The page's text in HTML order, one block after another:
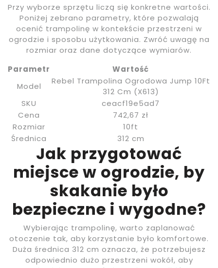
Przy wyborze sprzętu liczą się konkretne wartości.
Poniżej zebrano parametry, które pozwalają
ocenić trampolinę w kontekście przestrzeni w
ogrodzie i sposobu użytkowania. Zwróć uwagę na
rozmiar oraz dane dotyczące wymiarów.
Parametr
Wartość
Model
Rebel Trampolina Ogrodowa Jump 10Ft
312 Cm (X613)
SKU
ceacf19e5ad7
Cena
742,67 zł
Rozmiar
10ft
Średnica
312 cm
Jak przygotować
miejsce w ogrodzie, by
skakanie było
bezpieczne i wygodne?
Wybierając trampolinę, warto zaplanować
otoczenie tak, aby korzystanie było komfortowe.
Duża średnica 312 cm oznacza, że potrzebujesz
odpowiednio dużo przestrzeni wokół, aby